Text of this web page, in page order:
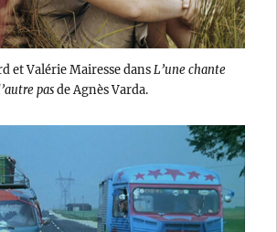
et Valérie Mairesse dans L’une chante
pasde Agnès Varda.